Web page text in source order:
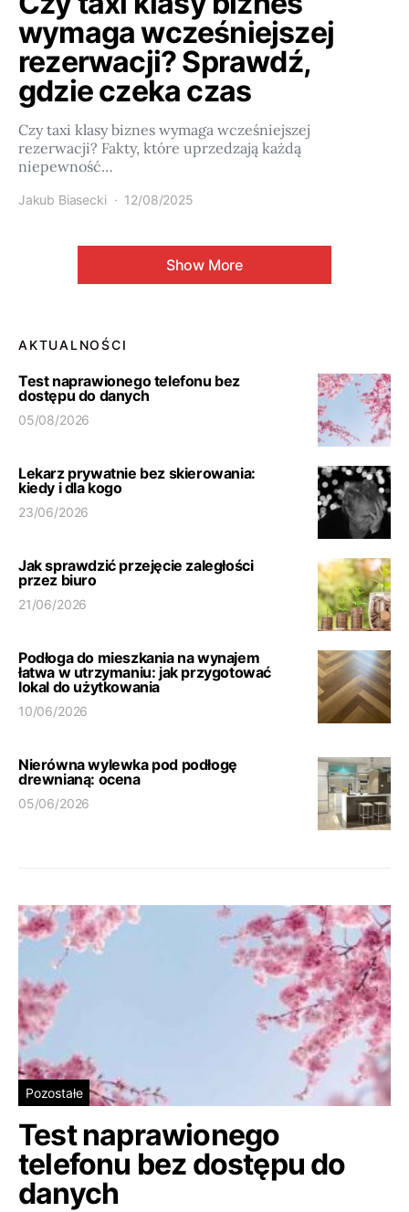
wymaga wcześniejszej
rezerwacji? Sprawdź,
gdzie czeka czas
Czy taxi klasy biznes wymaga wcześniejszej
rezerwacji? Fakty, które uprzedzają każdą
niepewność…
Jakub Biasecki 12/08/2025
Show More
AKTUALNOŚCI
Test naprawionego telefonu bez
dostępu do danych
05/08/2026
Lekarz prywatnie bez skierowania:
kiedy i dla kogo
23/06/2026
Jak sprawdzić przejęcie zaległości
przez biuro
21/06/2026
Podłoga do mieszkania na wynajem
łatwa w utrzymaniu: jak przygotować
lokal do użytkowania
10/06/2026
Nierówna wylewka pod podłogę
drewnianą: ocena
05/06/2026
Pozostałe
Test naprawionego
telefonu bez dostępu do
danych